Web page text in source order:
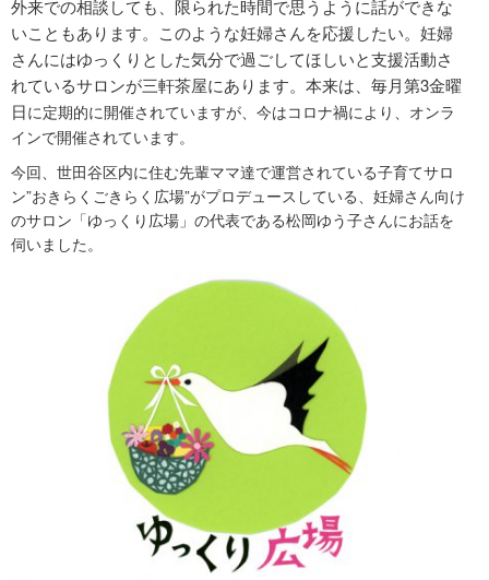
外来での相談しても、限られた時間で思うように話ができな
いこともあります。 このような妊婦さんを応援したい。妊婦
さんにはゆっくりとした気分で過ごしてほしいと支援活動さ
れているサロンが三軒茶屋にあります。 本来は、 毎月第3金曜
日に定期的に開催されていますが、今はコロナ禍により、オンラ
インで開催されています。
今回、世田谷区内に住む先輩ママ達で運営されている子育てサロ
ン”おきらくごきらく広場”がプロデュースしている、妊婦さん向け
のサロン「ゆっくり広場」の代表である松岡ゆう子さんにお話を
伺いました。